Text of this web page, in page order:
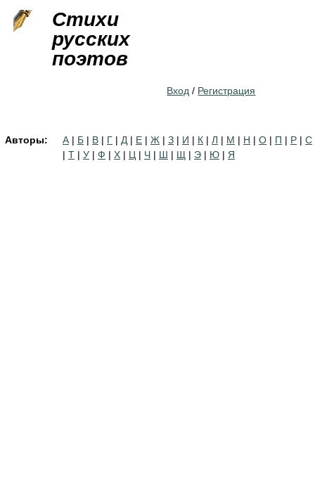
Стихи
русских
поэтов
Вход / Регистрация
Авторы: А | Б | В | Г | Д | Е | Ж | З | И | К | Л | М | Н | О | П | Р | С
| Т | У | Ф | Х | Ц | Ч | Ш | Щ | Э | Ю | Я